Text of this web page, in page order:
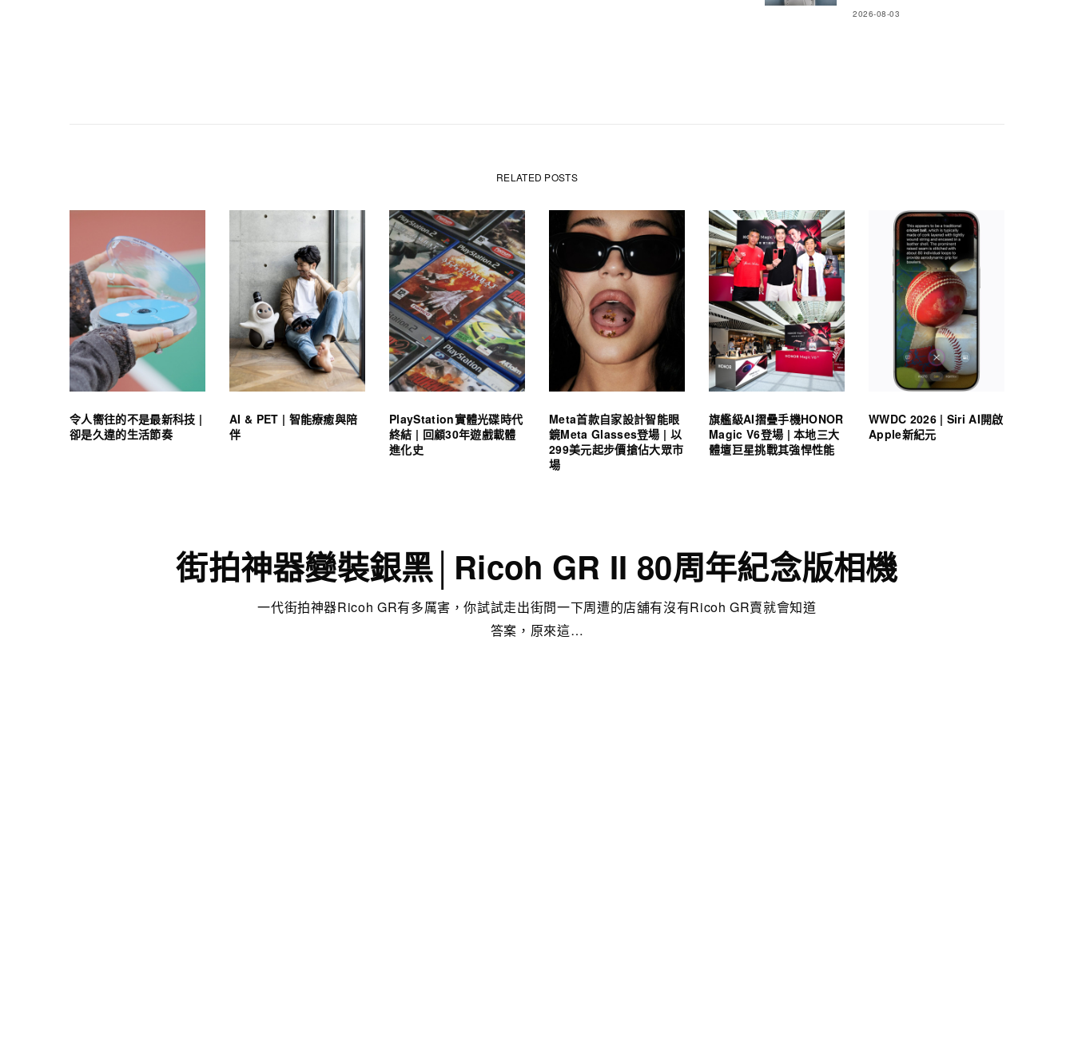
2026-08-03
RELATED POSTS
令人嚮往的不是最新科技 |
卻是久違的生活節奏
AI & PET | 智能療癒與陪
伴
PlayStation實體光碟時代
終結 | 回顧30年遊戲載體
進化史
Meta首款自家設計智能眼
鏡Meta Glasses登場 | 以
299美元起步價搶佔大眾市
場
旗艦級AI摺疊手機HONOR
Magic V6登場 | 本地三大
體壇巨星挑戰其強悍性能
WWDC 2026 | Siri AI開啟
Apple新紀元
街拍神器變裝銀黑│Ricoh GR II 80周年紀念版相機
一代街拍神器Ricoh GR有多厲害，你試試走出街問一下周遭的店舖有沒有Ricoh GR賣就會知道
答案，原來這…